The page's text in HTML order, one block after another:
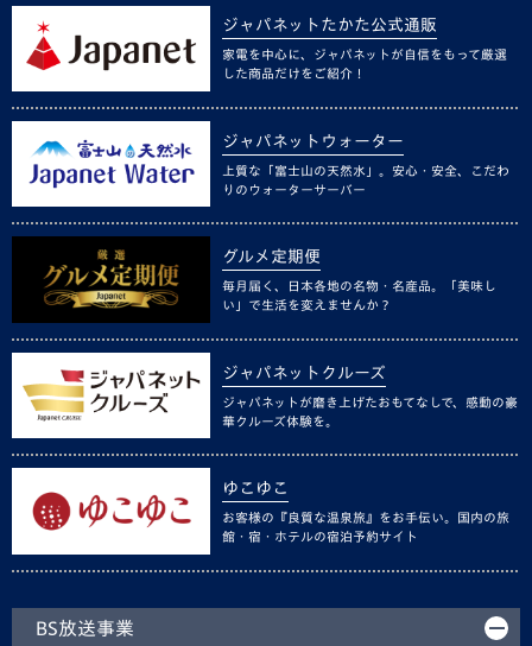
ジャパネットたかた公式通販
家電を中心に、ジャパネットが自信をもって厳選
した商品だけをご紹介！
ジャパネットウォーター
上質な「富士山の天然水」。安心・安全、こだわ
りのウォーターサーバー
グルメ定期便
毎月届く、日本各地の名物・名産品。「美味し
い」で生活を変えませんか？
ジャパネットクルーズ
ジャパネットが磨き上げたおもてなしで、感動の豪
華クルーズ体験を。
ゆこゆこ
お客様の『良質な温泉旅』をお手伝い。国内の旅
館・宿・ホテルの宿泊予約サイト
BS放送事業